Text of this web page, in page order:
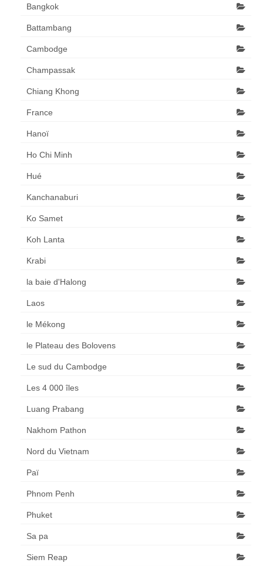
Bangkok
Battambang
Cambodge
Champassak
Chiang Khong
France
Hanoï
Ho Chi Minh
Hué
Kanchanaburi
Ko Samet
Koh Lanta
Krabi
la baie d'Halong
Laos
le Mékong
le Plateau des Bolovens
Le sud du Cambodge
Les 4 000 îles
Luang Prabang
Nakhom Pathon
Nord du Vietnam
Paï
Phnom Penh
Phuket
Sa pa
Siem Reap